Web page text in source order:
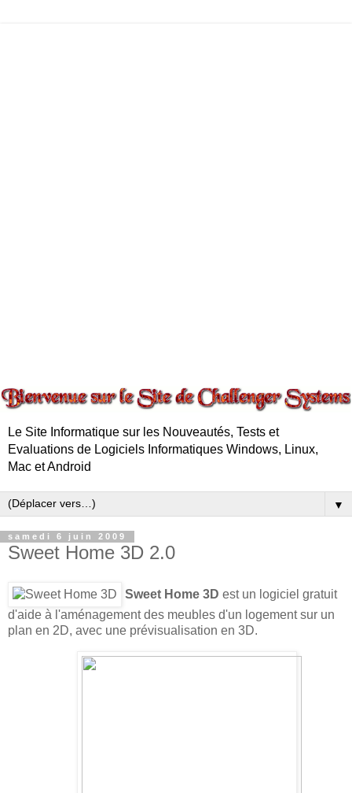
Le Site Informatique sur les Nouveautés, Tests et
Evaluations de Logiciels Informatiques Windows, Linux,
Mac et Android
▼
samedi 6 juin 2009
Sweet Home 3D 2.0
Sweet Home 3D est un logiciel gratuit
d'aide à l'aménagement des meubles d'un logement sur un
plan en 2D, avec une prévisualisation en 3D.